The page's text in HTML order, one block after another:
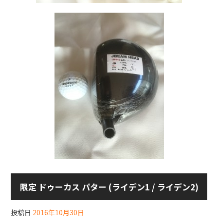
限定 ドゥーカス パター (ライデン1 / ライデン2)
投稿日 2016年10月30日